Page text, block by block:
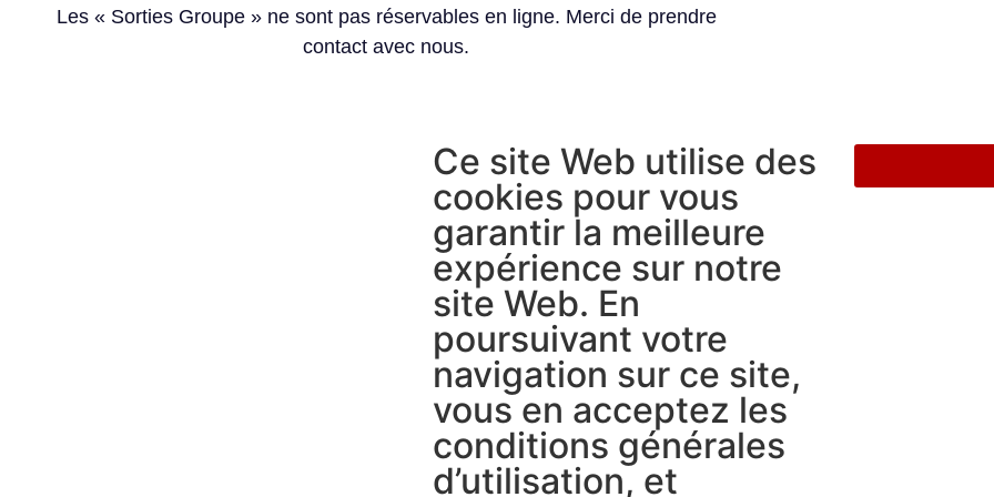
Les « Sorties Groupe » ne sont pas réservables en ligne. Merci de prendre
contact avec nous.
Ce site Web utilise des
cookies pour vous
garantir la meilleure
expérience sur notre
site Web. En
poursuivant votre
navigation sur ce site,
vous en acceptez les
conditions générales
d’utilisation, et